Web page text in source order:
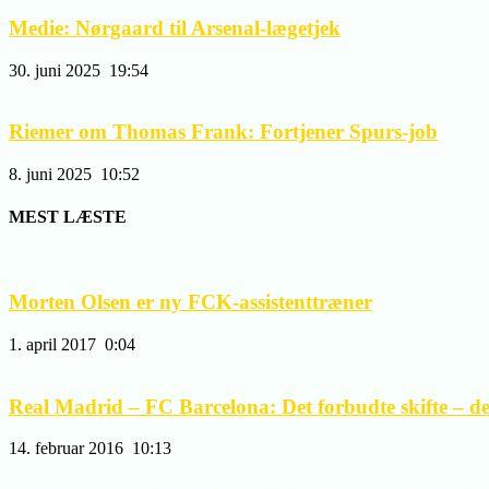
Medie: Nørgaard til Arsenal-lægetjek
30. juni 2025 19:54
Riemer om Thomas Frank: Fortjener Spurs-job
8. juni 2025 10:52
MEST LÆSTE
Morten Olsen er ny FCK-assistenttræner
1. april 2017 0:04
Real Madrid – FC Barcelona: Det forbudte skifte –
14. februar 2016 10:13